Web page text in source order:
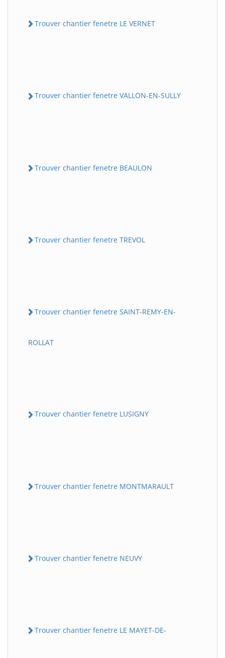
Trouver chantier fenetre LE VERNET
Trouver chantier fenetre VALLON-EN-SULLY
Trouver chantier fenetre BEAULON
Trouver chantier fenetre TREVOL
Trouver chantier fenetre SAINT-REMY-EN-
ROLLAT
Trouver chantier fenetre LUSIGNY
Trouver chantier fenetre MONTMARAULT
Trouver chantier fenetre NEUVY
Trouver chantier fenetre LE MAYET-DE-